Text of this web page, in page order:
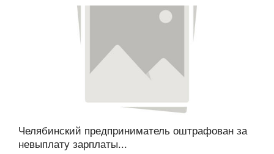
Челябинский предприниматель оштрафован за
невыплату зарплаты...